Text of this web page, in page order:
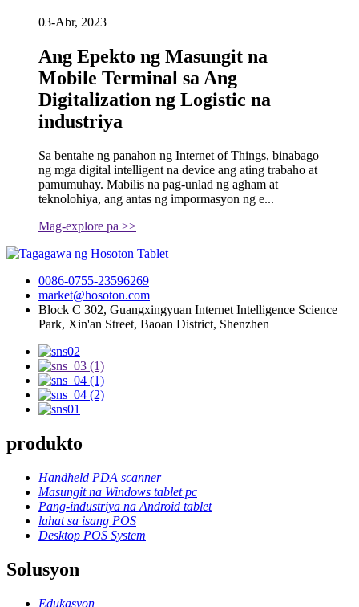
03-Abr, 2023
Ang Epekto ng Masungit na
Mobile Terminal sa Ang
Digitalization ng Logistic na
industriya
Sa bentahe ng panahon ng Internet of Things, binabago
ng mga digital intelligent na device ang ating trabaho at
pamumuhay. Mabilis na pag-unlad ng agham at
teknolohiya, ang antas ng impormasyon ng e...
Mag-explore pa >>
0086-0755-23596269
market@hosoton.com
Block C 302, Guangxingyuan Internet Intelligence Science
Park, Xin'an Street, Baoan District, Shenzhen
produkto
Handheld PDA scanner
Masungit na Windows tablet pc
Pang-industriya na Android tablet
lahat sa isang POS
Desktop POS System
Solusyon
Edukasyon